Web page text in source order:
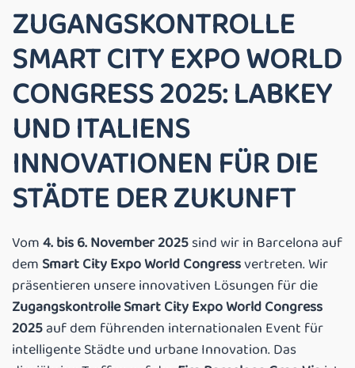
ZUGANGSKONTROLLE
SMART CITY EXPO WORLD
CONGRESS 2025: LABKEY
UND ITALIENS
INNOVATIONEN FÜR DIE
STÄDTE DER ZUKUNFT
Vom4. bis 6. November 2025sind wir in Barcelona auf
dem Smart City Expo World Congressvertreten. Wir
präsentieren unsere innovativen Lösungen für die
Zugangskontrolle Smart City Expo World Congress
2025auf dem führenden internationalen Event für
intelligente Städte und urbane Innovation. Das